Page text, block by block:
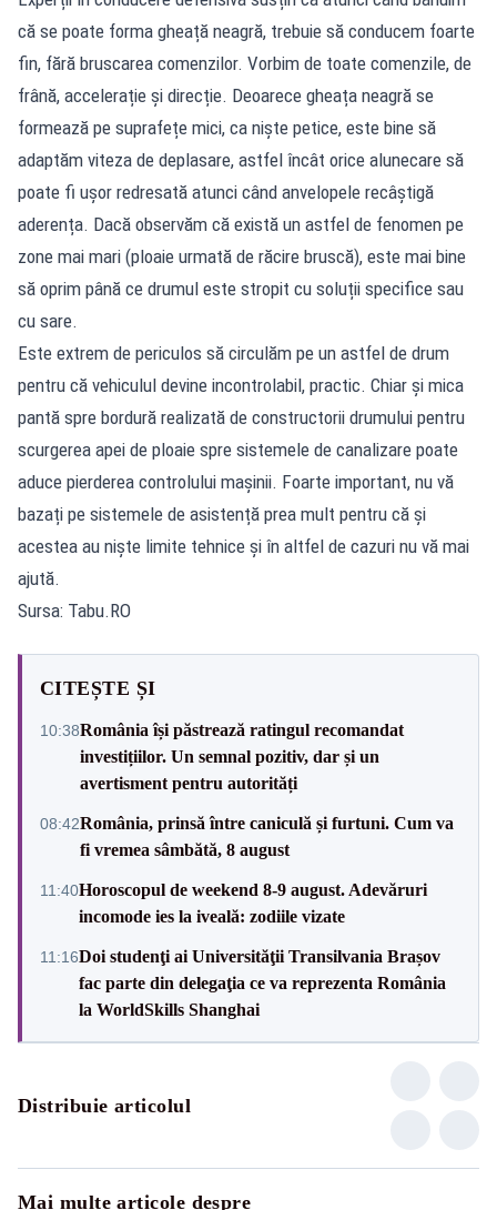
că se poate forma gheață neagră, trebuie să conducem foarte
fin, fără bruscarea comenzilor. Vorbim de toate comenzile, de
frână, accelerație și direcție. Deoarece gheața neagră se
formează pe suprafețe mici, ca niște petice, este bine să
adaptăm viteza de deplasare, astfel încât orice alunecare să
poate fi ușor redresată atunci când anvelopele recâștigă
aderența. Dacă observăm că există un astfel de fenomen pe
zone mai mari (ploaie urmată de răcire bruscă), este mai bine
să oprim până ce drumul este stropit cu soluții specifice sau
cu sare.
Este extrem de periculos să circulăm pe un astfel de drum
pentru că vehiculul devine incontrolabil, practic. Chiar și mica
pantă spre bordură realizată de constructorii drumului pentru
scurgerea apei de ploaie spre sistemele de canalizare poate
aduce pierderea controlului mașinii. Foarte important, nu vă
bazați pe sistemele de asistență prea mult pentru că și
acestea au niște limite tehnice și în altfel de cazuri nu vă mai
ajută.
Sursa: Tabu.RO
CITEȘTE ȘI
10:38România își păstrează ratingul recomandat
investițiilor. Un semnal pozitiv, dar și un
avertisment pentru autorități
08:42România, prinsă între caniculă și furtuni. Cum va
fi vremea sâmbătă, 8 august
11:40Horoscopul de weekend 8-9 august. Adevăruri
incomode ies la iveală: zodiile vizate
11:16Doi studenţi ai Universităţii Transilvania Brașov
fac parte din delegaţia ce va reprezenta România
la WorldSkills Shanghai
Distribuie articolul
Mai multe articole despre